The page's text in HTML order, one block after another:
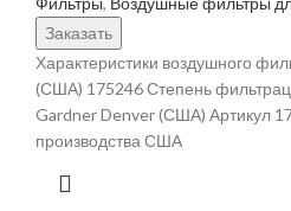
Заказать
Характеристики воздушного
(США) 175246 Степень
Gardner Denver (США) Артикул
производства США